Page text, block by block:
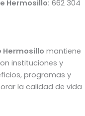
Hermosillo: 662 304
Hermosillo mantiene
instituciones y
programas y
la calidad de vida